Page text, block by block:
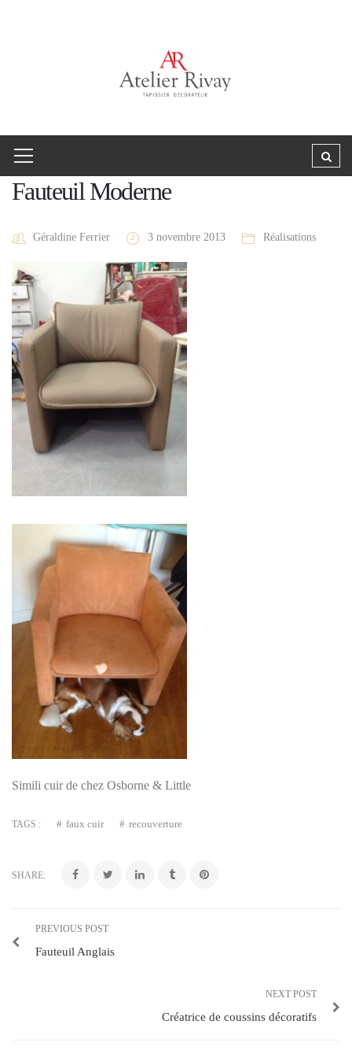
Fauteuil Moderne
Géraldine Ferrier 3 novembre 2013 Réalisations
Simili cuir de chez Osborne & Little
TAGS : faux cuir recouverture
SHARE:
PREVIOUS POST
Fauteuil Anglais
NEXT POST
Créatrice de coussins décoratifs